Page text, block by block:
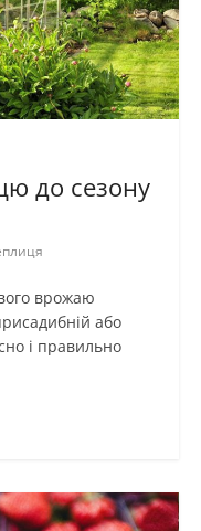
до сезону
врожаю
або
і правильно